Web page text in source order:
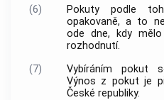
(6)
Pokuty podle
opakovaně, a to
ode dne, kdy
rozhodnutí.
(7)
Vybíráním pokut
Výnos z pokut je
České republiky.